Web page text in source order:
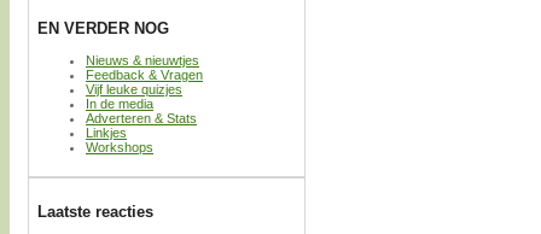
EN VERDER NOG
Nieuws & nieuwtjes
Feedback & Vragen
Vijf leuke quizjes
In de media
Adverteren & Stats
Linkjes
Workshops
Laatste reacties